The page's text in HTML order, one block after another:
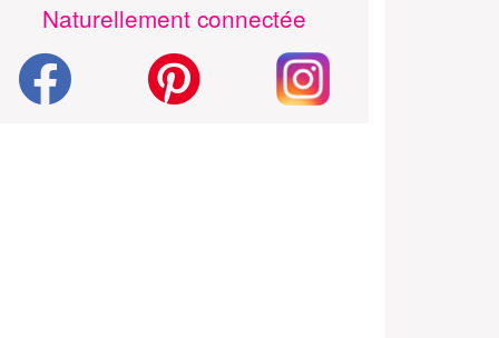
Naturellement connectée